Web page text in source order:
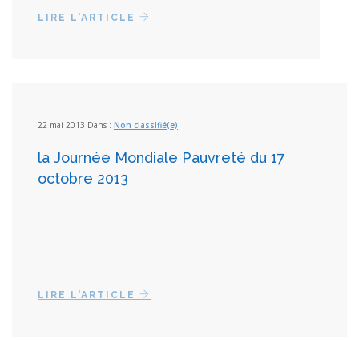
LIRE L'ARTICLE
22 mai 2013 Dans : Non classifié(e)
la Journée Mondiale Pauvreté du 17
octobre 2013
LIRE L'ARTICLE